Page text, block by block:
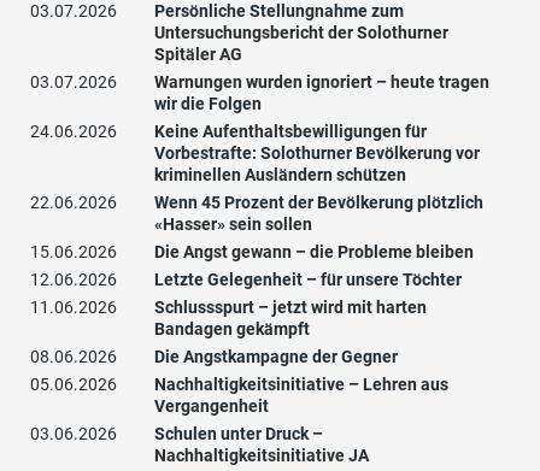
03.07.2026
Persönliche Stellungnahme zum
Untersuchungsbericht der Solothurner
Spitäler AG
03.07.2026
Warnungen wurden ignoriert – heute tragen
wir die Folgen
24.06.2026
Keine Aufenthaltsbewilligungen für
Vorbestrafte: Solothurner Bevölkerung vor
kriminellen Ausländern schützen
22.06.2026
Wenn 45 Prozent der Bevölkerung plötzlich
«Hasser» sein sollen
15.06.2026
Die Angst gewann – die Probleme bleiben
12.06.2026
Letzte Gelegenheit – für unsere Töchter
11.06.2026
Schlussspurt – jetzt wird mit harten
Bandagen gekämpft
08.06.2026
Die Angstkampagne der Gegner
05.06.2026
Nachhaltigkeitsinitiative – Lehren aus
Vergangenheit
03.06.2026
Schulen unter Druck –
Nachhaltigkeitsinitiative JA